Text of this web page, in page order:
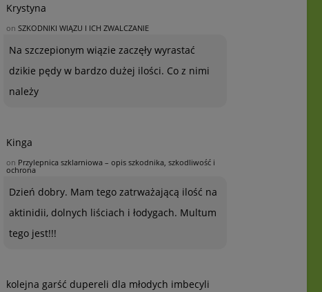
Krystyna
on SZKODNIKI WIĄZU I ICH ZWALCZANIE
Na szczepionym wiązie zaczęły wyrastać
dzikie pędy w bardzo dużej ilości. Co z nimi
należy
Kinga
on Przylepnica szklarniowa – opis szkodnika, szkodliwość i
ochrona
Dzień dobry. Mam tego zatrważającą ilość na
aktinidii, dolnych liściach i łodygach. Multum
tego jest!!!
kolejna garść dupereli dla młodych imbecyli